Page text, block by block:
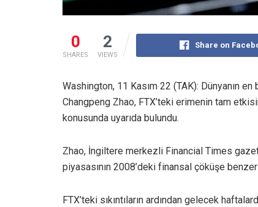
0
SHARES
2
VIEWS
Share on
Washington, 11 Kasım 22 (TAK): Dünyanın
Changpeng Zhao, FTX’teki erimenin tam
konusunda uyarıda bulundu.
Zhao, İngiltere merkezli Financial Times
piyasasının 2008’deki finansal çöküşe
FTX’teki sıkıntıların ardından gelecek